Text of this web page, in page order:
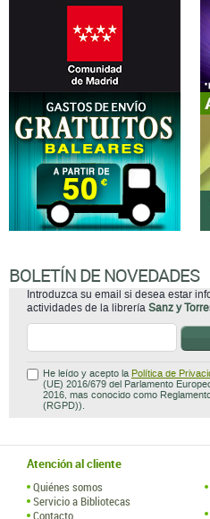
BOLETÍN DE NOVEDADES
Introduzca su email si desea estar
actividades de la librería Sanz y
He leído y acepto la Política de
(UE) 2016/679 del Parlamento
2016, mas conocido como
(RGPD)).
Atención al cliente
Quiénes somos
Servicio a Bibliotecas
Contacto